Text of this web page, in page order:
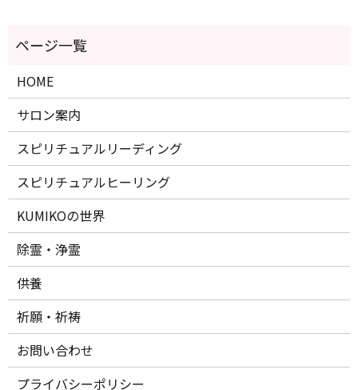
HOME
サロン案内
スピリチュアルリーディング
スピリチュアルヒーリング
KUMIKOの世界
除霊・浄霊
供養
祈願・祈祷
お問い合わせ
プライバシーポリシー